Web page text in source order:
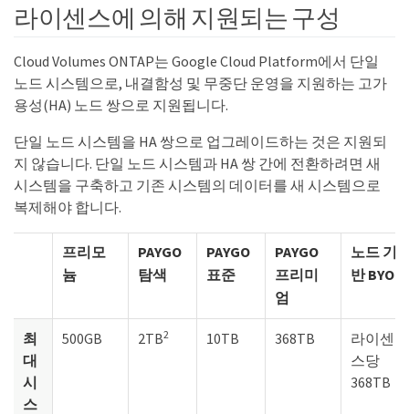
라이센스에 의해 지원되는 구성
Cloud Volumes ONTAP는 Google Cloud Platform에서 단일
노드 시스템으로, 내결함성 및 무중단 운영을 지원하는 고가
용성(HA) 노드 쌍으로 지원됩니다.
단일 노드 시스템을 HA 쌍으로 업그레이드하는 것은 지원되
지 않습니다. 단일 노드 시스템과 HA 쌍 간에 전환하려면 새
시스템을 구축하고 기존 시스템의 데이터를 새 시스템으로
복제해야 합니다.
프리모
늄
PAYGO
탐색
PAYGO
표준
PAYGO
프리미
엄
노드 기
반 BYOL
최
대
시
스
500GB 2TB2 10TB 368TB
라이센
스당
368TB